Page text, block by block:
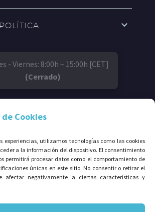
Cookies
experiencias, utilizamos tecnologías como las cookies
a la información del dispositivo. El consentimiento
permitirá procesar datos como el comportamiento de
únicas en este sitio. No consentir o retirar el
afectar negativamente a ciertas características y
- Viernes: 8:00h – 15:00h [CET]
(Cerrado)